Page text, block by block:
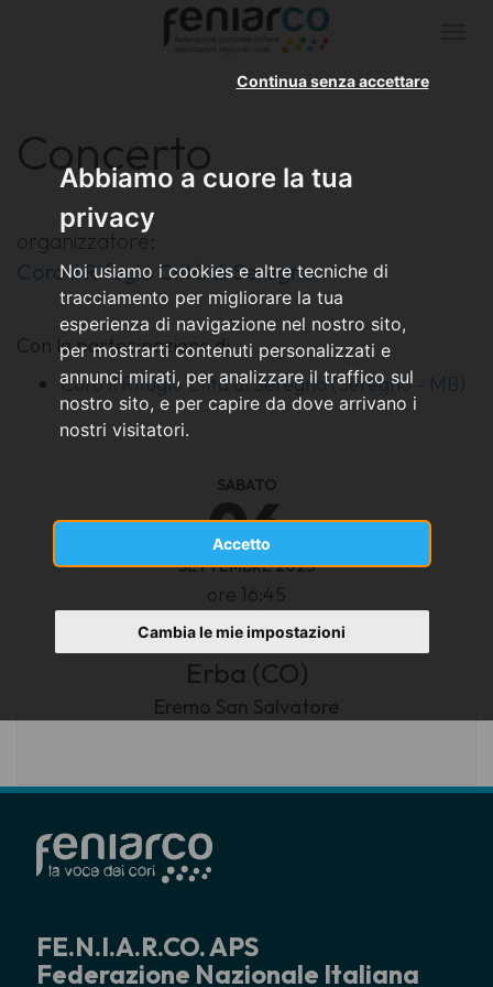
Abbiamo a cuore la tua
privacy
Noi usiamo i cookies e altre tecniche di
tracciamento per migliorare la tua
esperienza di navigazione nel nostro sito,
per mostrarti contenuti personalizzati e
annunci mirati, per analizzare il traffico sul
nostro sito, e per capire da dove arrivano i
nostri visitatori.
Accetto
Continua senza accettare
Cambia le mie impostazioni
Concerto
organizzatore:
Coro il Rifugio Città di Seregno
Con la partecipazione di
Coro il Rifugio Città di Seregno (Seregno - MB)
SABATO
06
SETTEMBRE 2025
ore 16:45
Erba (CO)
Eremo San Salvatore
FE.N.I.A.R.CO. APS
Federazione Nazionale Italiana